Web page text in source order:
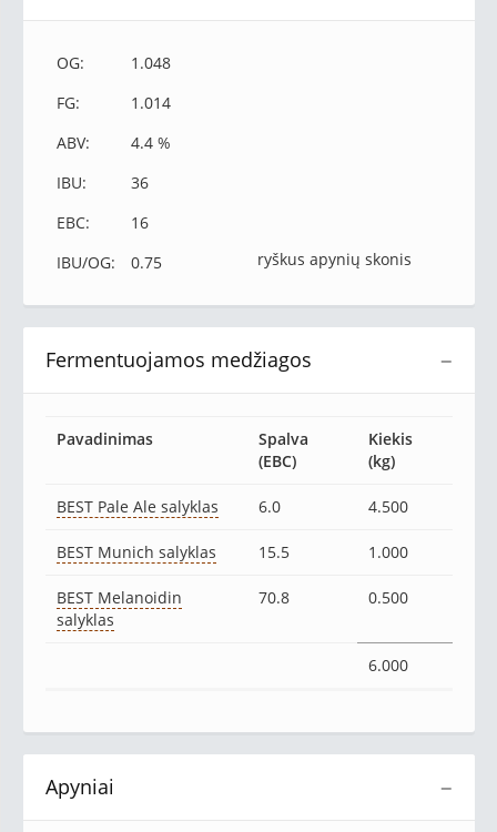
OG:
1.048
FG:
1.014
ABV:
4.4 %
IBU:
36
EBC:
16
IBU/OG:
0.75 ryškus apynių skonis
−
Fermentuojamos medžiagos
Pavadinimas
Spalva
(EBC)
Kiekis
(kg)
BEST Pale Ale salyklas 6.0 4.500
BEST Munich salyklas 15.5 1.000
BEST Melanoidin
salyklas
70.8 0.500
6.000
−
Apyniai